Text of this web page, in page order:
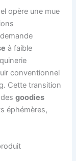
opère une mue
à faible
conventionnel
Cette transition
desgoodies
éphémères,